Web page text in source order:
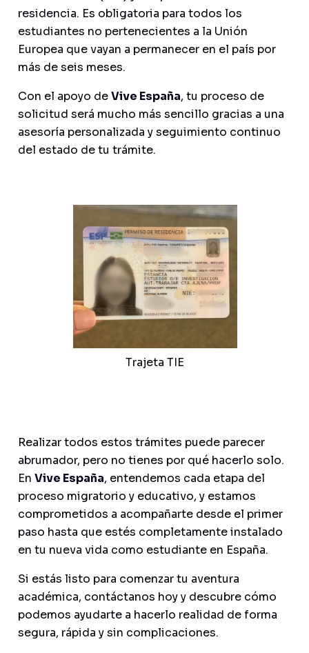
residencia. Es obligatoria para todos los
estudiantes no pertenecientes a la Unión
Europea que vayan a permanecer en el país por
más de seis meses.
Con el apoyo deVive España, tu proceso de
solicitud será mucho más sencillo gracias a una
asesoría personalizada y seguimiento continuo
del estado de tu trámite.
Trajeta TIE
Realizar todos estos trámites puede parecer
abrumador, pero no tienes por qué hacerlo solo.
En Vive España, entendemos cada etapa del
proceso migratorio y educativo, y estamos
comprometidos a acompañarte desde el primer
paso hasta que estés completamente instalado
en tu nueva vida como estudiante en España.
Si estás listo para comenzar tu aventura
académica, contáctanos hoy y descubre cómo
podemos ayudarte a hacerlo realidad de forma
segura, rápida y sin complicaciones.